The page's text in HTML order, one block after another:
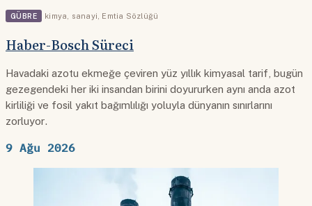
GÜBRE kimya sanayi Emtia Sözlüğü
Haber-Bosch Süreci
Havadaki azotu ekmeğe çeviren yüz yıllık kimyasal tarif, bugün
gezegendeki her iki insandan birini doyururken aynı anda azot
kirliliği ve fosil yakıt bağımlılığı yoluyla dünyanın sınırlarını
zorluyor.
9 Ağu 2026